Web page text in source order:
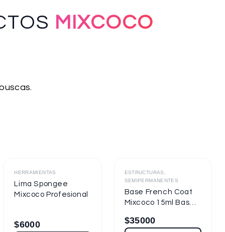
MIXCOCO
Destacado
HERRAMIENTAS
Lima Spongee
Mixcoco Profesional
$6000
Destacado
ESTRUCTURAS,
SEMIPERMANENTES
Base French Coat
Mixcoco 15ml Base
$35000